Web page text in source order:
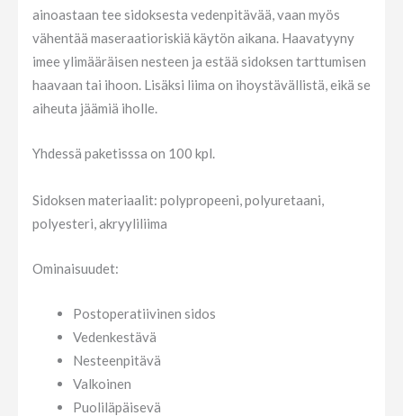
ainoastaan tee sidoksesta vedenpitävää, vaan myös
vähentää maseraatioriskiä käytön aikana. Haavatyyny
imee ylimääräisen nesteen ja estää sidoksen tarttumisen
haavaan tai ihoon. Lisäksi liima on ihoystävällistä, eikä se
aiheuta jäämiä iholle.
Yhdessä paketisssa on 100 kpl.
Sidoksen materiaalit: polypropeeni, polyuretaani,
polyesteri, akryyliliima
Ominaisuudet:
Postoperatiivinen sidos
Vedenkestävä
Nesteenpitävä
Valkoinen
Puoliläpäisevä